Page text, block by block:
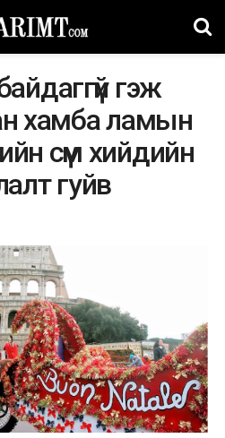
гэж
хамба ламын
сүм хийдийн
гуйв